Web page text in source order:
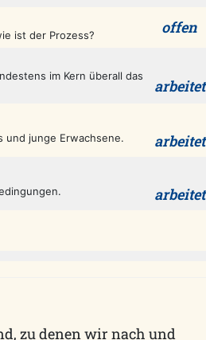
ist der Prozess?
offen
im Kern überall das
arbeitet
und junge Erwachsene.
arbeitet
arbeitet
zu denen wir nach und